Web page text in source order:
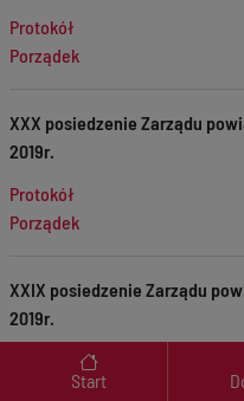
Menu wyróżnione
Start
Protokół
Porządek
XXX posiedzenie Zarządu
2019r.
Protokół
Porządek
XXIX posiedzenie Zarządu
2019r.
Porządek